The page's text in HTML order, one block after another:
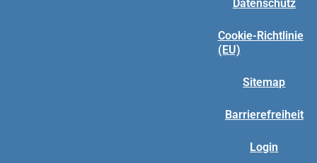
Datenschutz
Cookie-Richtlinie
(EU)
Sitemap
Barrierefreiheit
Login